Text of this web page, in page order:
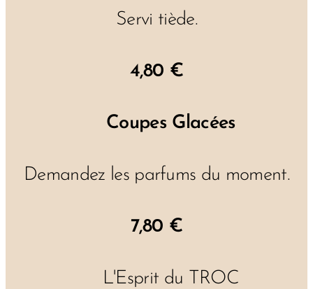
Servi tiède.
4,80 €
Coupes Glacées
Demandez les parfums du moment.
7,80 €
🎶 L'Esprit du TROC